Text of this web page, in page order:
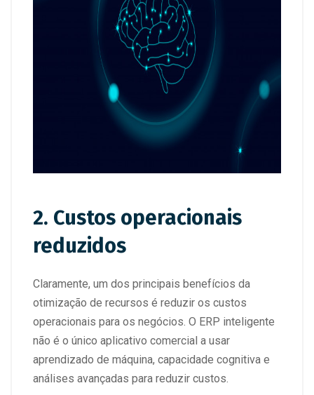
2. Custos operacionais
reduzidos
Claramente, um dos principais benefícios da
otimização de recursos é reduzir os custos
operacionais para os negócios. O ERP inteligente
não é o único aplicativo comercial a usar
aprendizado de máquina, capacidade cognitiva e
análises avançadas para reduzir custos.